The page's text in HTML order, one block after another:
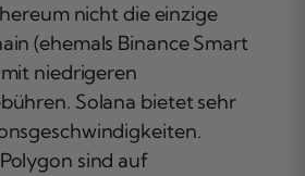
nicht die einzige
(ehemals Binance Smart
niedrigeren
Solana bietet sehr
sind auf